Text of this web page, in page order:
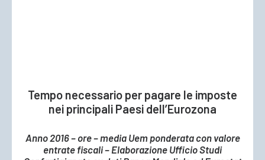
Tempo necessario per pagare le imposte
nei principali Paesi dell’Eurozona
Anno 2016 – ore – media Uem ponderata con valore
entrate fiscali – Elaborazione Ufficio Studi